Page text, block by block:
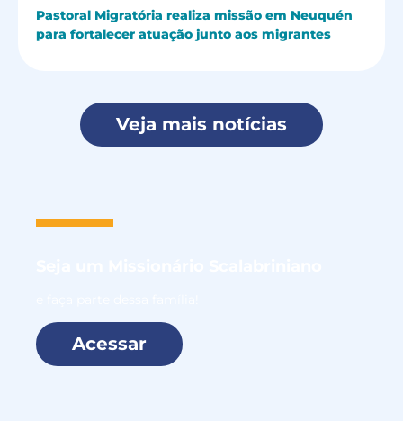
Pastoral Migratória realiza missão em Neuquén
para fortalecer atuação junto aos migrantes
Veja mais notícias
Acessar